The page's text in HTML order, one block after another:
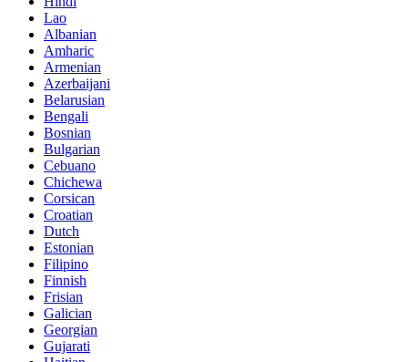
Lao
Albanian
Amharic
Armenian
Azerbaijani
Belarusian
Bengali
Bosnian
Bulgarian
Cebuano
Chichewa
Corsican
Croatian
Dutch
Estonian
Filipino
Finnish
Frisian
Galician
Georgian
Gujarati